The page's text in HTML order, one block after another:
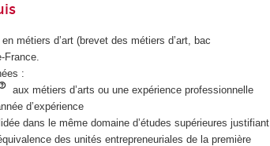
en métiers d’art (brevet des métiers d’art, bac
:
aux métiers d’arts ou une expérience professionnelle
d’expérience
dans le même domaine d’études supérieures justifiant
des unités entrepreneuriales de la première